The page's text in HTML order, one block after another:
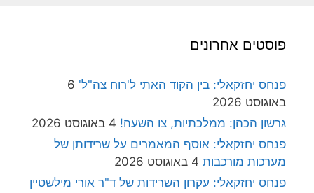
פוסטים אחרונים
פנחס יחזקאלי: בין הקוד האתי ל'רוח צה"ל' 6
באוגוסט 2026
גרשון הכהן: ממלכתיות, צו השעה! 4 באוגוסט 2026
פנחס יחזקאלי: אוסף המאמרים על שרידותן של
מערכות מורכבות 4 באוגוסט 2026
פנחס יחזקאלי: עקרון השרידות של ד"ר אורי מילשטיין